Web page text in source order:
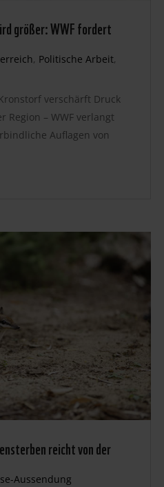
größer: WWF fordert
, Politische Arbeit,
verschärft Druck
Region – WWF verlangt
Auflagen von
reicht von der
Aussendung